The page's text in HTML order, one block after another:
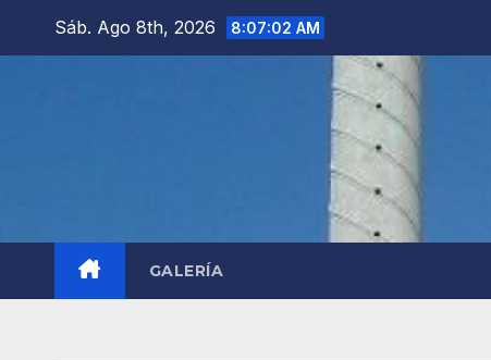
Sáb. Ago 8th, 2026 8:07:04 AM
GALERÍA